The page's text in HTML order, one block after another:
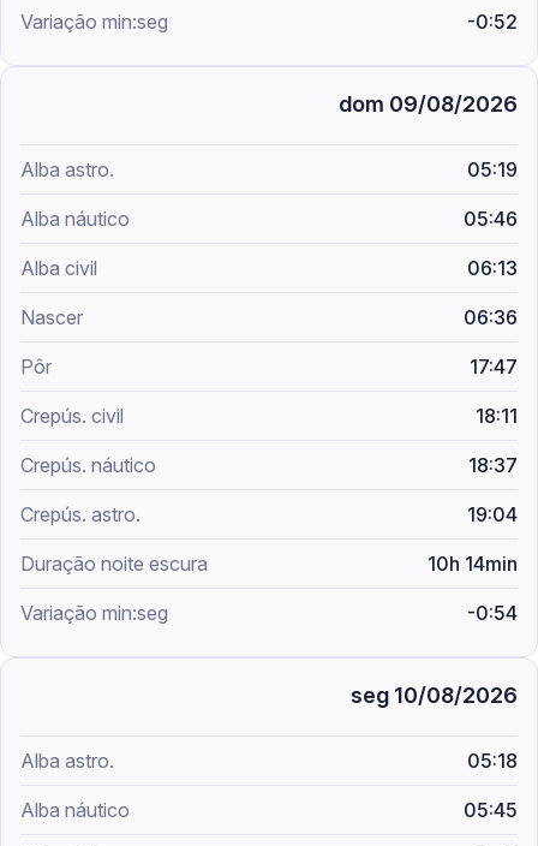
-0:52
dom 09/08/2026
05:19
05:46
06:13
06:36
17:47
18:11
18:37
19:04
10h 14min
-0:54
seg 10/08/2026
05:18
05:45